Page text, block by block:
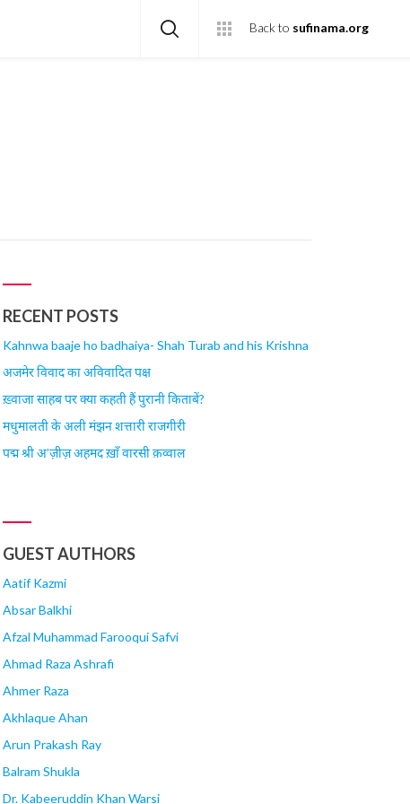
Back to sufinama.org
RECENT POSTS
Kahnwa baaje ho badhaiya- Shah Turab and his Krishna
अजमेर विवाद का अविवादित पक्ष
ख़्वाजा साहब पर क्या कहती हैं पुरानी किताबें?
मधुमालती के अली मंझन शत्तारी राजगीरी
पद्म श्री अ’ज़ीज़ अहमद ख़ाँ वारसी क़व्वाल
GUEST AUTHORS
Aatif Kazmi
Absar Balkhi
Afzal Muhammad Farooqui Safvi
Ahmad Raza Ashrafi
Ahmer Raza
Akhlaque Ahan
Arun Prakash Ray
Balram Shukla
Dr. Kabeeruddin Khan Warsi